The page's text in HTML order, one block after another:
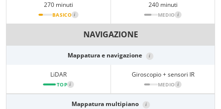
270 minuti
BASICO i
240 minuti
MEDIO i
NAVIGAZIONE
Mappatura e navigazione i
LiDAR
TOP i
Giroscopio + sensori IR
MEDIO i
Mappatura multipiano i